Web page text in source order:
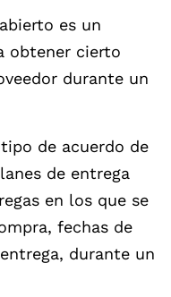
es un
obtener cierto
durante un
de acuerdo de
de entrega
en los que se
fechas de
durante un